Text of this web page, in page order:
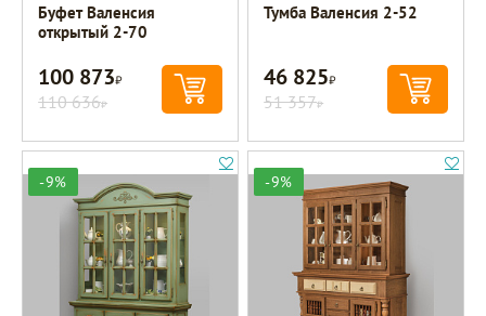
Буфет Валенсия
открытый 2-70
100 873Р
110 636Р
Тумба Валенсия 2-52
46 825Р
51 357Р
-9% -9%